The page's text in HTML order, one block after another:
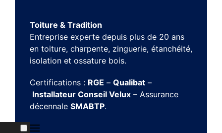
Toiture & Tradition
Entreprise experte depuis plus de 20 ans
en toiture, charpente, zinguerie, étanchéité,
isolation et ossature bois.
Certifications : RGE – Qualibat –
Installateur Conseil Velux – Assurance
décennale SMABTP.